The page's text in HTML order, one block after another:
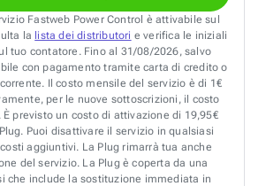
Fastweb Power Control è attivabile sul
la lista dei distributori e verifica le iniziali
tuo contatore. Fino al 31/08/2026, salvo
con pagamento tramite carta di credito o
Il costo mensile del servizio è di 1€
per le nuove sottoscrizioni, il costo
È previsto un costo di attivazione di 19,95€
Puoi disattivare il servizio in qualsiasi
aggiuntivi. La Plug rimarrà tua anche
del servizio. La Plug è coperta da una
che include la sostituzione immediata in